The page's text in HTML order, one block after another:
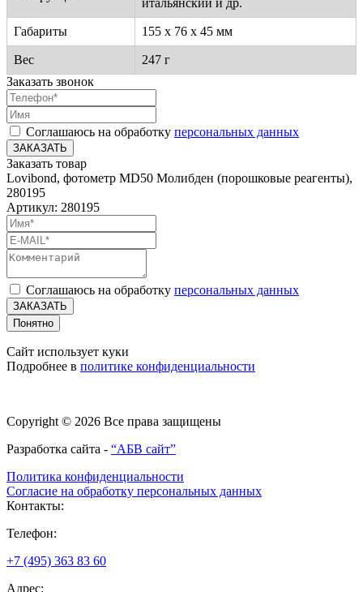
итальянский и др.
Габариты 155 x 76 x 45 мм
Вес
247 г
Заказать звонок
Соглашаюсь на обработку персональных данных
ЗАКАЗАТЬ
Заказать товар
Lovibond, фотометр MD50 Молибден (порошковые реагенты),
280195
Артикул: 280195
Соглашаюсь на обработку персональных данных
ЗАКАЗАТЬ
Понятно
Сайт использует куки
Подробнее в политике конфиденциальности
Copyright © 2026 Все права защищены
Разработка сайта - “АБВ сайт”
Политика конфиденциальности
Согласие на обработку персональных данных
Контакты:
Телефон:
+7 (495) 363 83 60
Адрес: